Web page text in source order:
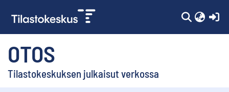
OTOS
Tilastokeskuksen julkaisut verkossa